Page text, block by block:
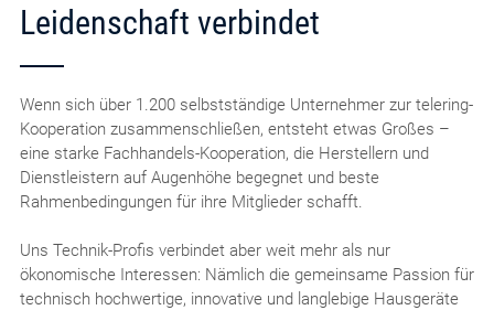
Leidenschaft verbindet
Wenn sich über 1.200 selbstständige Unternehmer zur telering-
Kooperation zusammenschließen, entsteht etwas Großes –
eine starke Fachhandels-Kooperation, die Herstellern und
Dienstleistern auf Augenhöhe begegnet und beste
Rahmenbedingungen für ihre Mitglieder schafft.
Uns Technik-Profis verbindet aber weit mehr als nur
ökonomische Interessen: Nämlich die gemeinsame Passion für
technisch hochwertige, innovative und langlebige Hausgeräte